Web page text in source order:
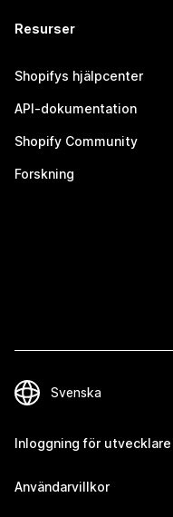
Resurser
Shopifys hjälpcenter
API-dokumentation
Shopify Community
Forskning
Inloggning för utvecklare
Användarvillkor